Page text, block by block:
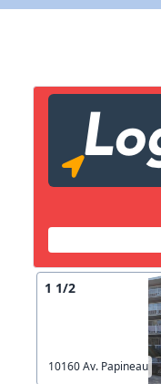
1 1/2
10160 Av. Papineau
Copier lien